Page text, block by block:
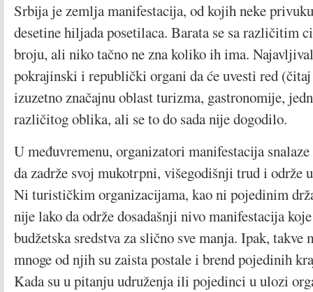
Srbija je zemlja manifestacija, od kojih neke
desetine hiljada posetilaca. Barata se sa različitim
broju, ali niko tačno ne zna koliko ih ima.
pokrajinski i republički organi da će uvesti red
izuzetno značajnu oblast turizma, gastronomije,
različitog oblika, ali se to do sada nije dogodilo.
U međuvremenu, organizatori manifestacija
da zadrže svoj mukotrpni, višegodišnji trud i održe
Ni turističkim organizacijama, kao ni pojedinim
nije lako da održe dosadašnji nivo manifestacija
budžetska sredstva za slično sve manja. Ipak, takve
mnoge od njih su zaista postale i brend pojedinih
Kada su u pitanju udruženja ili pojedinci u ulozi